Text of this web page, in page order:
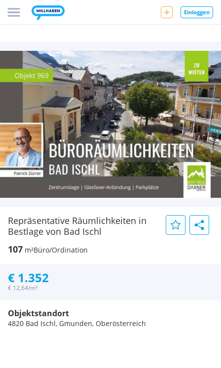
Einloggen
Repräsentative Räumlichkeiten in
Bestlage von Bad Ischl
107 m²Büro/Ordination
€ 1.352
€ 12,64/m²
Objektstandort
4820 Bad Ischl, Gmunden, Oberösterreich